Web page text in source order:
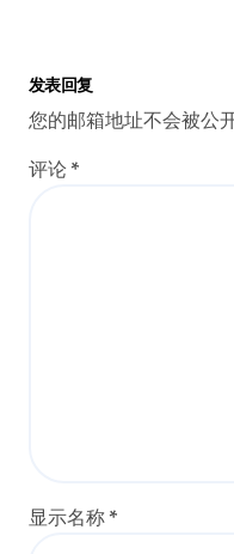
发表回复
您的邮箱地址不会被公开
评论 *
显示名称 *